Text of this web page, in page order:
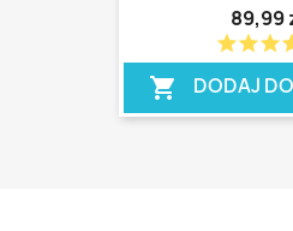
89,99
starstarstar
shopping_cart DODAJ